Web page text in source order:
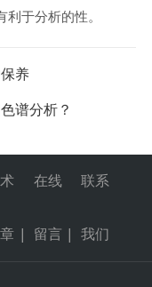
于分析的性。
养
谱分析？
在线
留言
联系
我们